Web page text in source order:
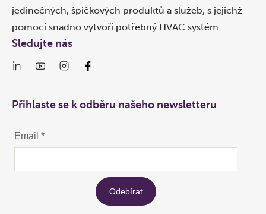
jedinečných, špičkových produktů a služeb, s jejichž
pomocí snadno vytvoří potřebný HVAC systém.
Sledujte nás
Přihlaste se k odběru našeho newsletteru